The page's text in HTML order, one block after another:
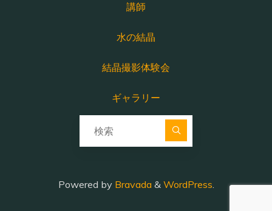
講師
水の結晶
結晶撮影体験会
ギャラリー
Powered byBravada & WordPress